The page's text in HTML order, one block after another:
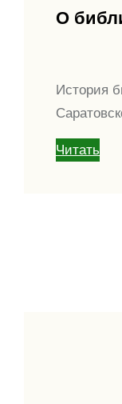
О
История
Читать